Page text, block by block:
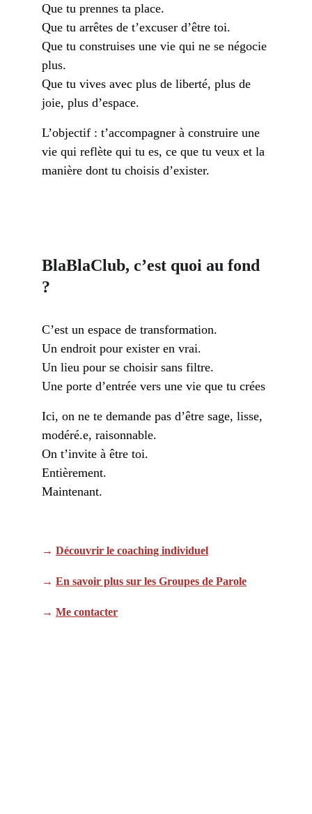
Que tu prennes ta place.
Que tu arrêtes de t’excuser d’être toi.
Que tu construises une vie qui ne se négocie
plus.
Que tu vives avec plus de liberté, plus de
joie, plus d’espace.
L’objectif : t’accompagner à construire une
vie qui reflète qui tu es, ce que tu veux et la
manière dont tu choisis d’exister.
BlaBlaClub, c’est quoi au fond
?
C’est un espace de transformation.
Un endroit pour exister en vrai.
Un lieu pour se choisir sans filtre.
Une porte d’entrée vers une vie que tu crées
Ici, on ne te demande pas d’être sage, lisse,
modéré.e, raisonnable.
On t’invite à être toi.
Entièrement.
Maintenant.
→ Découvrir le coaching individuel
→ En savoir plus sur les Groupes de Parole
→ Me contacter